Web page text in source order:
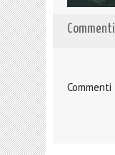
Commenti
Commenti